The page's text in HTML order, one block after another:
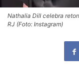
Nathalia Dill celebra
RJ (Foto: Instagram)